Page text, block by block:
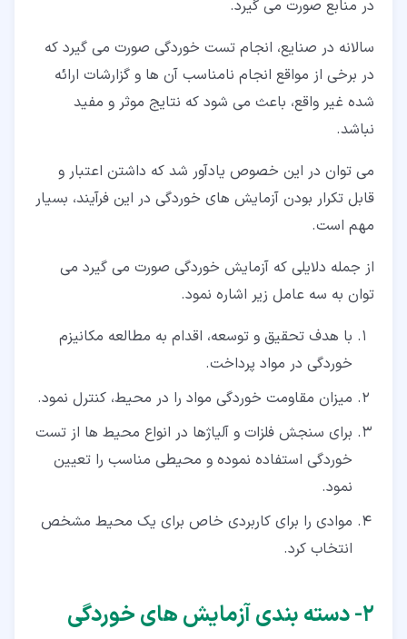
در منابع صورت می گیرد.
سالانه در صنایع، انجام تست خوردگی صورت می گیرد که
در برخی از مواقع انجام نامناسب آن ها و گزارشات ارائه
شده غیر واقع، باعث می شود که نتایج موثر و مفید
نباشد.
می توان در این خصوص یادآور شد که داشتن اعتبار و
قابل تکرار بودن آزمایش های خوردگی در این فرآیند، بسیار
مهم است.
از جمله دلایلی که آزمایش خوردگی صورت می گیرد می
توان به سه عامل زیر اشاره نمود.
با هدف تحقیق و توسعه، اقدام به مطالعه مکانیزم
خوردگی در مواد پرداخت.
میزان مقاومت خوردگی مواد را در محیط، کنترل نمود.
برای سنجش فلزات و آلیاژها در انواع محیط ها از تست
خوردگی استفاده نموده و محیطی مناسب را تعیین
نمود.
موادی را برای کاربردی خاص برای یک محیط مشخص
انتخاب کرد.
۲‏- دسته بندی آزمایش های خوردگی